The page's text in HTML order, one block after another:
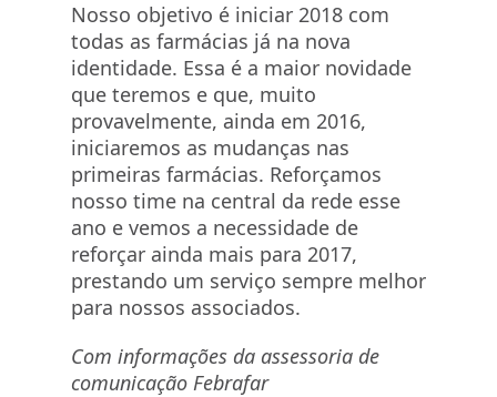
Nosso objetivo é iniciar 2018 com
todas as farmácias já na nova
identidade. Essa é a maior novidade
que teremos e que, muito
provavelmente, ainda em 2016,
iniciaremos as mudanças nas
primeiras farmácias. Reforçamos
nosso time na central da rede esse
ano e vemos a necessidade de
reforçar ainda mais para 2017,
prestando um serviço sempre melhor
para nossos associados.
Com informações da assessoria de
comunicação Febrafar